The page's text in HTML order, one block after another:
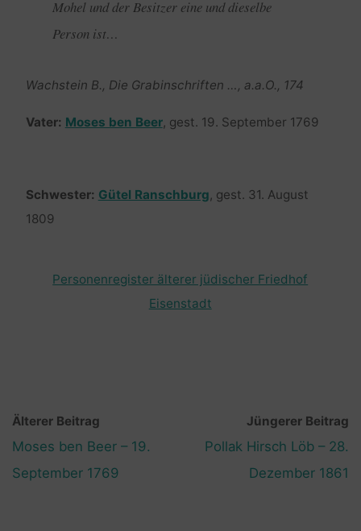
Mohel und der Besitzer eine und dieselbe
Person ist…
Wachstein B., Die Grabinschriften …, a.a.O., 174
Vater: Moses ben Beer, gest. 19. September 1769
Schwester: Gütel Ranschburg, gest. 31. August
1809
Personenregister älterer jüdischer Friedhof
Eisenstadt
Älterer Beitrag
Moses ben Beer – 19.
September 1769
Jüngerer Beitrag
Pollak Hirsch Löb – 28.
Dezember 1861